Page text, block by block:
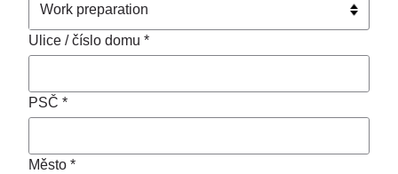
Ulice / číslo domu *
PSČ *
Město *